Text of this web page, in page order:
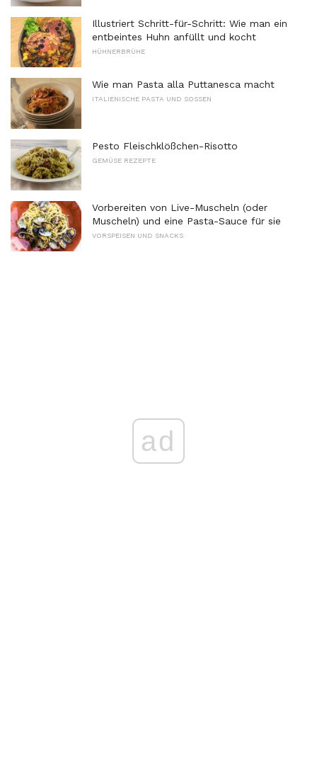
Illustriert Schritt-für-Schritt: Wie man ein
entbeintes Huhn anfüllt und kocht
HÜHNERBRÜHE
Wie man Pasta alla Puttanesca macht
ITALIENISCHE PASTA UND SOSSEN
Pesto Fleischklößchen-Risotto
GEMÜSE REZEPTE
Vorbereiten von Live-Muscheln (oder
Muscheln) und eine Pasta-Sauce für sie
VORSPEISEN UND SNACKS
ad